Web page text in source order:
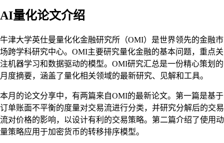
AI量化论文介绍
牛津大学英仕曼量化化金融研究所（OMI）是世界领先的金融市
场跨学科研究中心。OMI主要研究量化金融的基本问题，重点关
注机器学习和数据驱动的模型。OMI研究汇总是一份精心策划的
月度摘要，涵盖了量化相关领域的最新研究、见解和工具。
本月的论文分享中，有两篇来自OMI的最新论文。第一篇是基于
订单账面不平衡的度量对交易流进行分类，并研究分解后的交易
流对价格的影响，以设计有利的交易策略。第二篇介绍了使用动
量策略应用于加密货币的转移排序模型。